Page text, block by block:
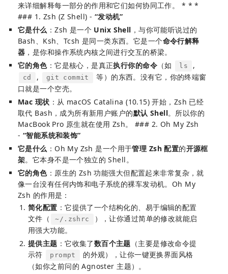
来详细解释每一部分的作用和它们如何协同工作。 * * *
### 1. Zsh (Z Shell) - “发动机”
它是什么 ：Zsh 是一个 Unix Shell ，与你可能听说过的
Bash、Ksh、Tcsh 是同一类东西。它是一个命令行解释
器 ，是你和操作系统内核之间进行交互的桥梁。
它的角色：它是核心，是真正执行你的命令 （如 ls ,
cd , git commit
等）的东西。没有它，你的终端窗
口就是一个空壳。
Mac 现状 ：从 macOS Catalina (10.15) 开始，Zsh 已经
取代 Bash，成为所有新用户账户的默认 Shell。所以你的
MacBook Pro 原生就在使用 Zsh。 ### 2. Oh My Zsh
- “智能系统和装饰”
它是什么 ：Oh My Zsh 是一个用于管理 Zsh 配置的开源框
架。它本身不是一个独立的 Shell。
它的角色：原生的 Zsh 功能强大但配置起来非常复杂，就
像一台没有任何内饰和电子系统的裸车发动机。Oh My
Zsh 的作用是：
简化配置 ：它提供了一个结构化的、易于编辑的配置
文件（
~/.zshrc
），让你通过简单的修改就能启
用强大功能。
提供主题 ：它收集了数百个主题 （主要是修改命令提
示符
prompt
的外观），让你一键更换界面风格
（如你之前问的 Agnoster 主题）。